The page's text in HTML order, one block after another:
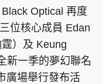
東Touch
Optical 再度
位核心成員 Edan
）及 Keung
新一季的夢幻聯名
廣場舉行發布活